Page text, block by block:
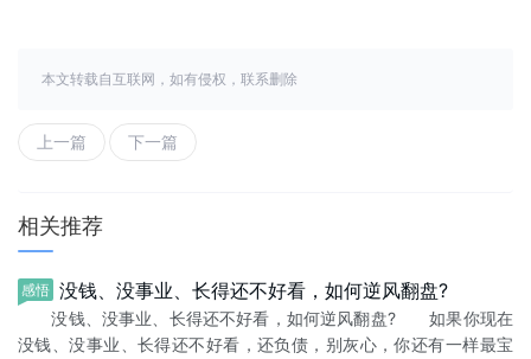
本文转载自互联网，如有侵权，联系删除
上一篇 下一篇
相关推荐
感悟 没钱、没事业、长得还不好看，如何逆风翻盘?
没钱、没事业、长得还不好看，如何逆风翻盘? 如果你现在
没钱、没事业、长得还不好看，还负债，别灰心，你还有一样最宝